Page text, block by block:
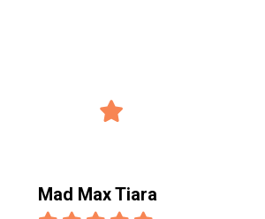
Mad Max Tiara